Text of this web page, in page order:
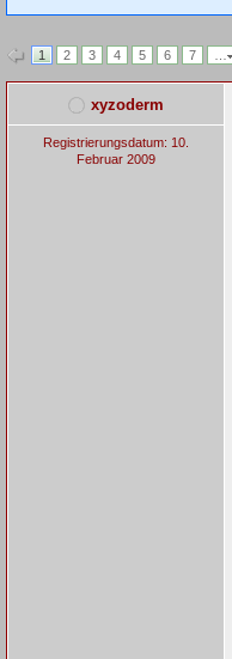
1 2 3 4 5 6 7 …
xyzoderm
Registrierungsdatum: 10.
Februar 2009